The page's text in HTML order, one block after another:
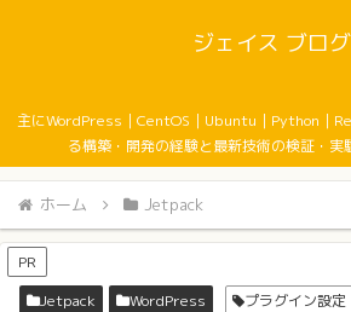
ジェイス ブログ
主にWordPress｜CentOS｜Ubuntu｜Python｜
る構築・開発の経験と最新技術の検証・実
ホーム Jetpack
PR
Jetpack
WordPress
プラグイン設定